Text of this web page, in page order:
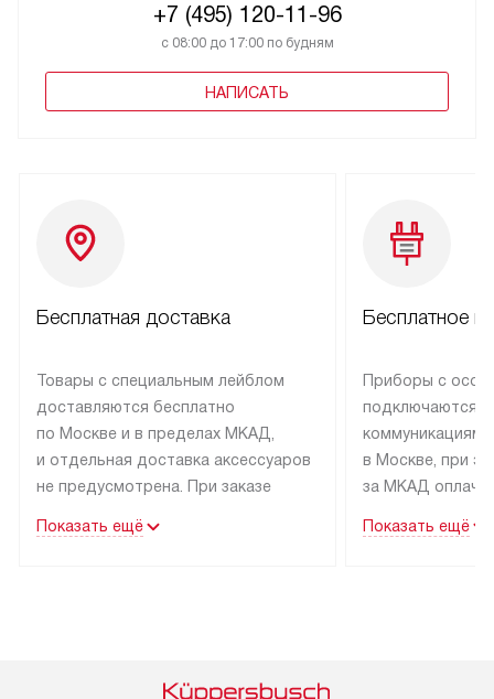
+7 (495) 120-11-96
с 08:00 до 17:00 по будням
НАПИСАТЬ
Бесплатная доставка
Товары с специальным лейблом
доставляются бесплатно
по Москве и в пределах МКАД,
и отдельная доставка аксессуаров
не предусмотрена. При заказе
рекомендуем обсудить
Показать ещё
Бесплатное
Приборы с
подключаются к
коммуникациям
в Москве, при
за МКАД
партнера
Показать ещё